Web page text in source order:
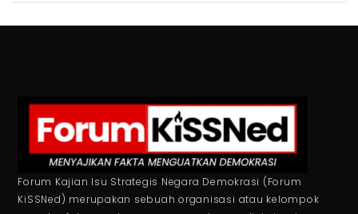
Forum Kajian Isu Strategis Negara Demokrasi (Forum
KiSSNed) merupakan sebuah organisasi atau kelompok